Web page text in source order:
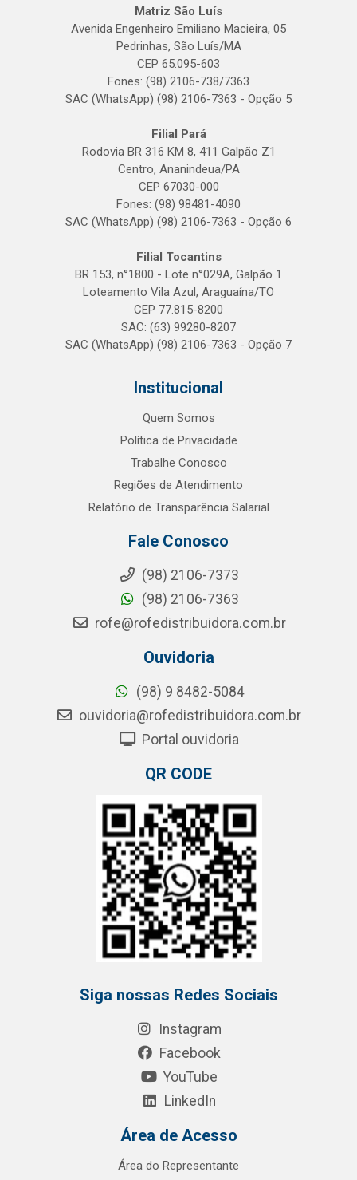
Matriz São Luís
Avenida Engenheiro Emiliano Macieira, 05
Pedrinhas, São Luís/MA
CEP 65.095-603
Fones: (98) 2106-738/7363
SAC (WhatsApp) (98) 2106-7363 - Opção 5
Filial Pará
Rodovia BR 316 KM 8, 411 Galpão Z1
Centro, Ananindeua/PA
CEP 67030-000
Fones: (98) 98481-4090
SAC (WhatsApp) (98) 2106-7363 - Opção 6
Filial Tocantins
BR 153, n°1800 - Lote n°029A, Galpão 1
Loteamento Vila Azul, Araguaína/TO
CEP 77.815-8200
SAC: (63) 99280-8207
SAC (WhatsApp) (98) 2106-7363 - Opção 7
Institucional
Quem Somos
Política de Privacidade
Trabalhe Conosco
Regiões de Atendimento
Relatório de Transparência Salarial
Fale Conosco
(98) 2106-7373
(98) 2106-7363
rofe@rofedistribuidora.com.br
Ouvidoria
(98) 9 8482-5084
ouvidoria@rofedistribuidora.com.br
Portal ouvidoria
QR CODE
Siga nossas Redes Sociais
Instagram
Facebook
YouTube
LinkedIn
Área de Acesso
Área do Representante